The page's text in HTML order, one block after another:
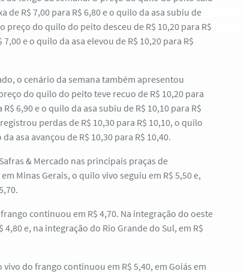
de R$ 7,00 para R$ 6,80 e o quilo da asa subiu de
preço do quilo do peito desceu de R$ 10,20 para R$
e o quilo da asa elevou de R$ 10,20 para R$
o cenário da semana também apresentou
do quilo do peito teve recuo de R$ 10,20 para
6,90 e o quilo da asa subiu de R$ 10,10 para R$
perdas de R$ 10,30 para R$ 10,10, o quilo
asa avançou de R$ 10,30 para R$ 10,40.
& Mercado nas principais praças de
Minas Gerais, o quilo vivo seguiu em R$ 5,50 e,
continuou em R$ 4,70. Na integração do oeste
e, na integração do Rio Grande do Sul, em R$
do frango continuou em R$ 5,40, em Goiás em